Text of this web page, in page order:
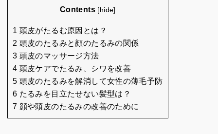
Contents [hide]
1 頭皮がたるむ原因とは？
2 頭皮のたるみと顔のたるみの関係
3 頭皮のマッサージ方法
4 頭皮ケアでたるみ、シワを改善
5 頭皮のたるみを解消して女性の薄毛予防
6 たるみを目立たせない髪型は？
7 顔や頭皮のたるみの改善のために